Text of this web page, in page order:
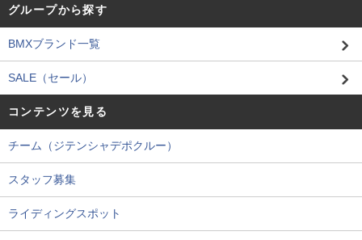
グループから探す
BMXブランド一覧
SALE（セール）
コンテンツを見る
チーム（ジテンシャデポクルー）
スタッフ募集
ライディングスポット